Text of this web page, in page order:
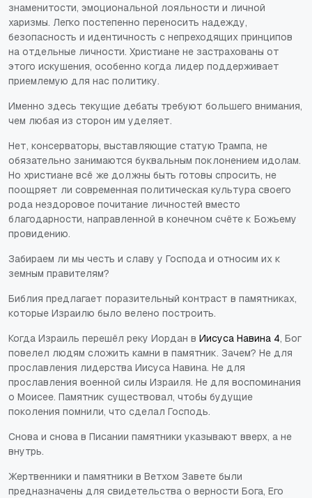
знаменитости, эмоциональной лояльности и личной
харизмы. Легко постепенно переносить надежду,
безопасность и идентичность с непреходящих принципов
на отдельные личности. Христиане не застрахованы от
этого искушения, особенно когда лидер поддерживает
приемлемую для нас политику.
Именно здесь текущие дебаты требуют большего внимания,
чем любая из сторон им уделяет.
Нет, консерваторы, выставляющие статую Трампа, не
обязательно занимаются буквальным поклонением идолам.
Но христиане всё же должны быть готовы спросить, не
поощряет ли современная политическая культура своего
рода нездоровое почитание личностей вместо
благодарности, направленной в конечном счёте к Божьему
провидению.
Забираем ли мы честь и славу у Господа и относим их к
земным правителям?
Библия предлагает поразительный контраст в памятниках,
которые Израилю было велено построить.
Когда Израиль перешёл реку Иордан в Иисуса Навина 4, Бог
повелел людям сложить камни в памятник. Зачем? Не для
прославления лидерства Иисуса Навина. Не для
прославления военной силы Израиля. Не для воспоминания
о Моисее. Памятник существовал, чтобы будущие
поколения помнили, что сделал Господь.
Снова и снова в Писании памятники указывают вверх, а не
внутрь.
Жертвенники и памятники в Ветхом Завете были
предназначены для свидетельства о верности Бога, Его